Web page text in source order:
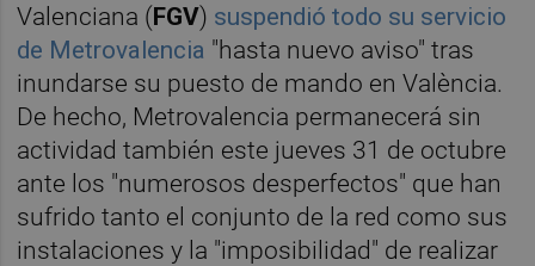
Valenciana (FGV) suspendió todo su servicio
de Metrovalencia "hasta nuevo aviso" tras
inundarse su puesto de mando en València.
De hecho, Metrovalencia permanecerá sin
actividad también este jueves 31 de octubre
ante los "numerosos desperfectos" que han
sufrido tanto el conjunto de la red como sus
instalaciones y la "imposibilidad" de realizar